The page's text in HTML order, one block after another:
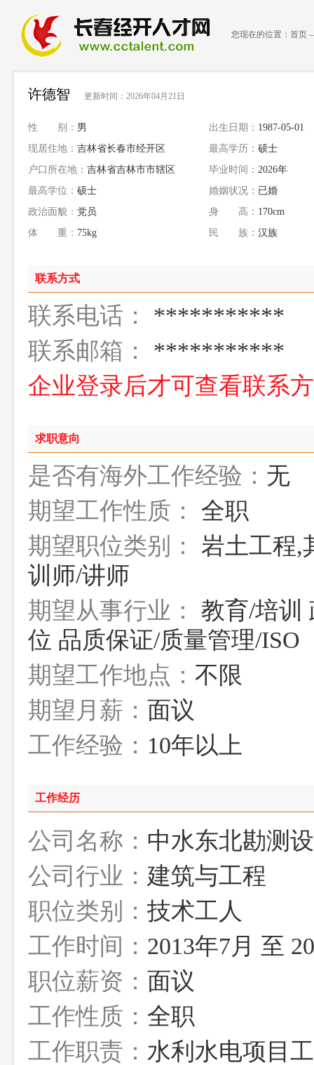
您现在的位置： 首页
许德智 更新时间：2026年04月21日
性 别： 男 出生日期： 1987-05-01
现居住地： 吉林省长春市经开区 最高学历： 硕士
户口所在地： 吉林省吉林市市辖区 毕业时间： 2026年
最高学位： 硕士 婚姻状况： 已婚
政治面貌： 党员 身 高： 170cm
体 重： 75kg 民 族： 汉族
联系方式
联系电话：
***********
联系邮箱：
***********
企业登录后才可查看联
求职意向
是否有海外工作经验： 无
期望工作性质：
全职
期望职位类别：
岩土工程,
训师/讲师
期望从事行业：
教育/培训
位 品质保证/质量管理/ISO
期望工作地点： 不限
期望月薪： 面议
工作经验： 10年以上
工作经历
公司名称： 中水东北勘测
公司行业： 建筑与工程
职位类别： 技术工人
工作时间： 2013年7月 至
职位薪资： 面议
工作性质： 全职
工作职责： 水利水电项目